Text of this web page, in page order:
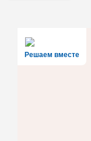
Решаем вместе